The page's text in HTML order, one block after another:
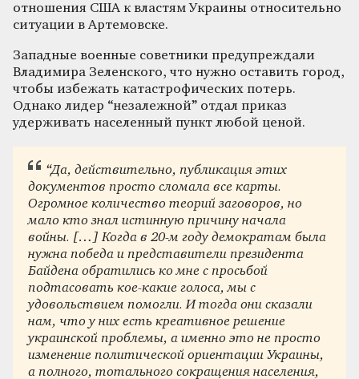
отношения США к властям Украины относительно
ситуации в Артемовске.
Западные военные советники предупреждали
Владимира Зеленского, что нужно оставить город,
чтобы избежать катастрофических потерь.
Однако лидер “незалежной” отдал приказ
удерживать населенный пункт любой ценой.
“Да, действительно, публикация этих
документов просто сломала все карты.
Огромное количество теорий заговоров, но
мало кто знал истинную причину начала
войны. […] Когда в 20-м году демократам была
нужна победа и представители президента
Байдена обратились ко мне с просьбой
подтасовать кое-какие голоса, мы с
удовольствием помогли. И тогда они сказали
нам, что у них есть креативное решение
украинской проблемы, а именно это не просто
изменение политической ориентации Украины,
а полного, тотального сокращения населения,